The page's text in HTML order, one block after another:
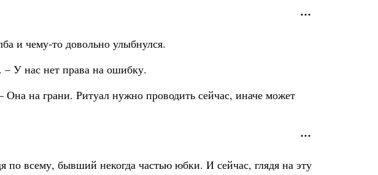
и чему-то довольно улыбнулся.
У нас нет права на ошибку.
на грани. Ритуал нужно проводить сейчас, иначе может
всему, бывший некогда частью юбки. И сейчас, глядя на эту